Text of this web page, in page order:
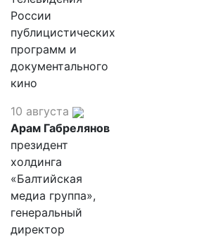
России
публицистических
программ и
документального
кино
10 августа
Арам Габрелянов
президент
холдинга
«Балтийская
медиа группа»,
генеральный
директор